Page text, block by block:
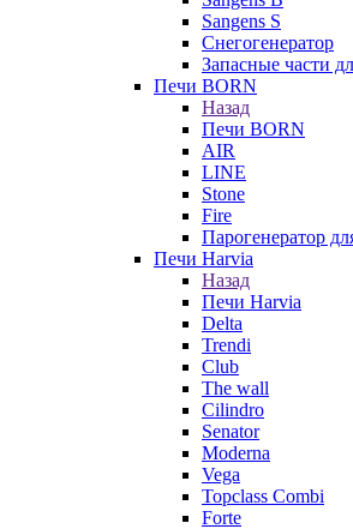
Sangens S
Снегогенератор
Запасные части
Печи BORN
Назад
Печи BORN
AIR
LINE
Stone
Fire
Парогенератор
Печи Harvia
Назад
Печи Harvia
Delta
Trendi
Club
The wall
Cilindro
Senator
Moderna
Vega
Topclass Combi
Forte